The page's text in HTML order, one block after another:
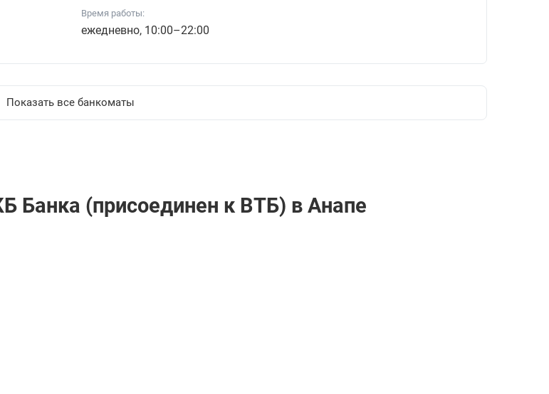
Время работы:
ежедневно, 10:00–22:00
Показать все банкоматы
Банкa (присоединен к ВТБ) в Анапе